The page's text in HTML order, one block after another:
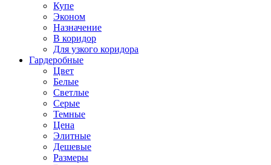
Купе
Эконом
Назначение
В коридор
Для узкого коридора
Гардеробные
Цвет
Белые
Светлые
Серые
Темные
Цена
Элитные
Дешевые
Размеры